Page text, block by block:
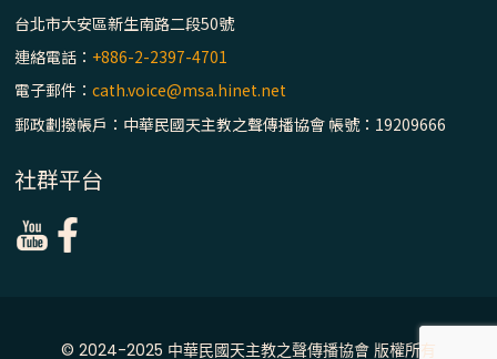
文神父
「禧年 來~」第十三集：論《在希望中得救》
通諭中的「希望」 / 台南中華聖母主教座堂
台北市大安區新生南路二段50號
連絡電話： +886-2-2397-4701
電子郵件：cath.voice@msa.hinet.net
郵政劃撥帳戶：中華民國天主教之聲傳播協會 帳號：19209666
社群平台
© 2024-2025 中華民國天主教之聲傳播協會 版權所有